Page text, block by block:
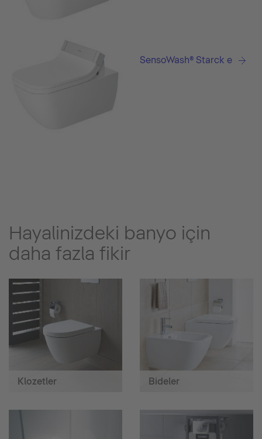
SensoWash® Starck e
Hayalinizdeki banyo için
daha fazla fikir
Klozetler Bideler